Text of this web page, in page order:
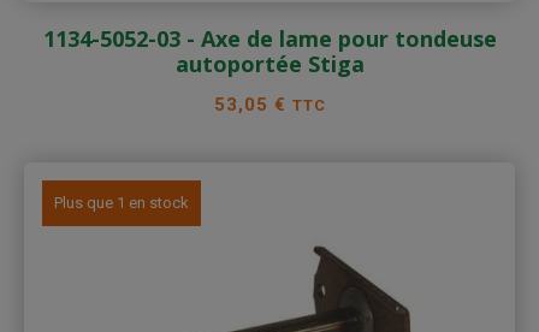
1134-5052-03 - Axe de lame pour tondeuse
autoportée Stiga
Prix
53,05 € TTC
Plus que 1 en stock